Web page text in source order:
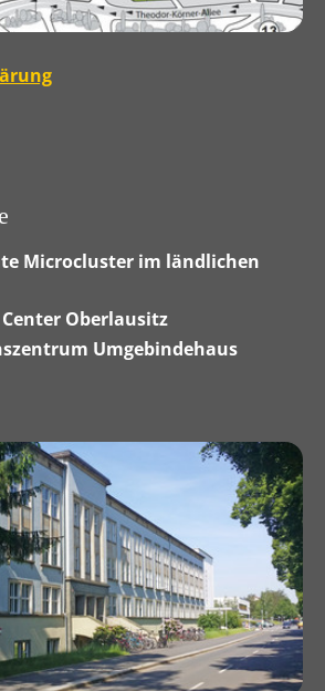
Microcluster im ländlichen
Center Oberlausitz
Umgebindehaus